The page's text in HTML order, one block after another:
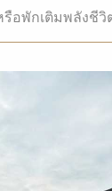
รือพักเติมพลังชี